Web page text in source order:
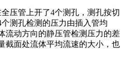
压管上开了4个测孔，测孔按切
测孔检测的压力由插入管均
流动方向的静压管检测压力的差
截面处流体平均流速的大小，也